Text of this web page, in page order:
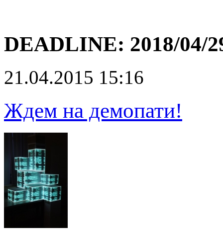
DEADLINE: 2018/04/
21.04.2015 15:16
Ждем на демопати!